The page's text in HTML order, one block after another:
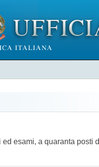
esami, a quaranta posti